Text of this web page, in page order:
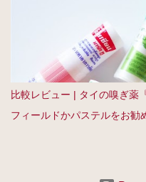
比較レビュー | タイの嗅ぎ薬
フィールドかパステルをお勧